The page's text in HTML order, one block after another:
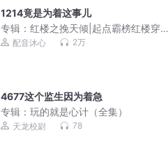
1214竟是为着这事儿
专辑：红楼之挽天倾|起点霸榜红楼穿越
后宫爽文|历史权谋|多人有声剧
配音沐心 2万
4677这个监生因为着急
专辑：玩的就是心计（全集）
天龙校尉 78